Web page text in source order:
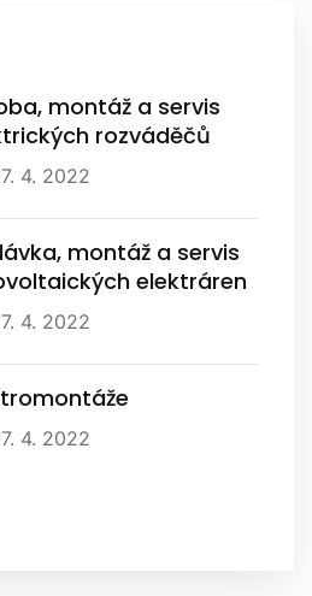
montáž a servis
rozváděčů
4. 2022
montáž a servis
elektráren
4. 2022
4. 2022